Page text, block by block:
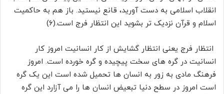
انقلاب اسلامی به دست آورید، قانع نیستید. باز هم به حاکمیت
اسلام و قرآن نزدیک تر بشوید این انتظار فرج است.(۶)
انتظار فرج یعنی انتظار گشایش از کار انسانیت امروز کار
انسانیت در گره های سخت پیچیده و گره خورده است. امروز
فرهنگ مادی به زور به انسان ها تحمیل شده است این یک گره
است امروز در سطح دنیا تبعیض انسان ها را می آزارد این گره